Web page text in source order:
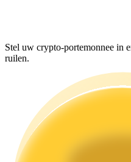
Stel uw crypto-portemonnee in
ruilen.